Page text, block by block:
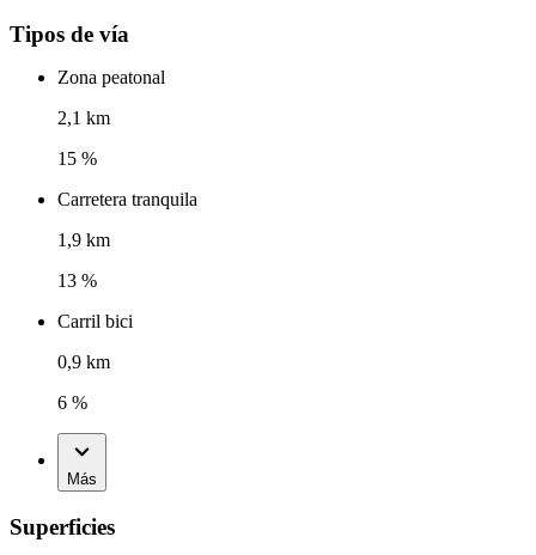
Tipos de vía
Zona peatonal
2,1 km
15 %
Carretera tranquila
1,9 km
13 %
Carril bici
0,9 km
6 %
Más
Superficies